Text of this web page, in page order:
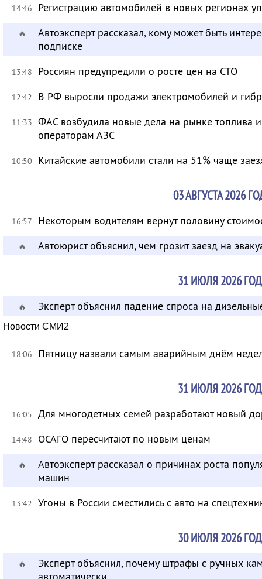
14:46 Регистрацию автомобилей в новых регионах
🔥
Автоэксперт рассказал, кому может быть
подписке
13:48 Россиян предупредили о росте цен на СТО
12:42 В РФ выросли продажи электромобилей и
11:33 ФАС возбудила новые дела на рынке топлива
операторам АЗС
10:50 Китайские автомобили стали на 51% чаще
03 АВГУСТА 2026
16:57 Некоторым водителям вернут половину
🔥 Автоюрист объяснил, чем грозит заезд на
31 ИЮЛЯ 2026
🔥 Эксперт объяснил падение спроса на
Новости СМИ2
18:06 Пятницу назвали самым аварийным днём
31 ИЮЛЯ 2026
16:05 Для многодетных семей разработают новый
14:48 ОСАГО пересчитают по новым ценам
🔥
Автоэксперт рассказал о причинах роста
машин
13:42 Угоны в России сместились с авто на
30 ИЮЛЯ 2026
🔥
Эксперт объяснил, почему штрафы с ручных